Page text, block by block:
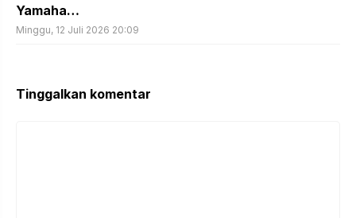
Yamaha…
Minggu, 12 Juli 2026 20:09
Tinggalkan komentar